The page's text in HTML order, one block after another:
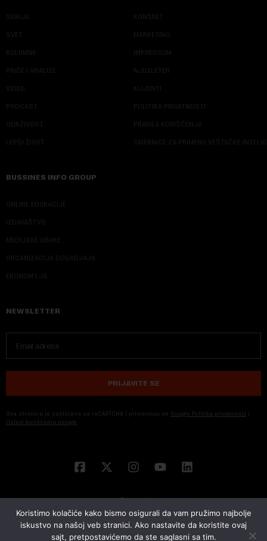
SRBIJA
SVET
KOLUMNE
PRIČE I ANALIZE
VIDEO
PODCAST
ODRŽIVOST
LEPŠI ŽIVOT
KONTAKT
MARKETING
IMPRESSUM
NJUZLETER
KLIJENTI
POLITIKA PRIVATNOSTI
PRAVILA KORIŠĆENJA
SMERNICE ZA PRIMENU VEŠTAČKE
BUSSINES INFO GROUP
ONLINE EDUKACIJE
IZDAVAŠTVO
MEDIJSKE OBUKE
ORGANIZACIJA DOGADJAJA
EKONOM I JA
NEWSLETTER
PRIJAVITE SE
Ova stranica je zaštićena sa reCAPTCHA i primenjuju se Google Politika privatnosti i
Uslovi korišćenja usluge
Koristimo kolačiće kako bismo osigurali da vam pružimo najbolje
iskustvo na našoj veb stranici. Ako nastavite da koristite ovaj
sajt, pretpostavićemo da ste saglasni sa tim.